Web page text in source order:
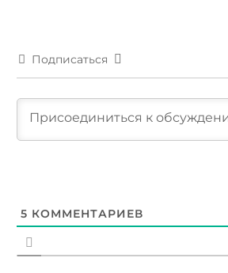
Подписаться
5 КОММЕНТАРИЕВ